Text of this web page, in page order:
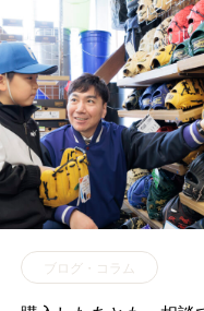
ブログ・コラム